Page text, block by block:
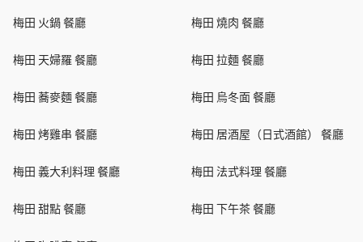
梅田 火鍋 餐廳 梅田 燒肉 餐廳
梅田 天婦羅 餐廳 梅田 拉麵 餐廳
梅田 蕎麥麵 餐廳 梅田 烏冬面 餐廳
梅田 烤雞串 餐廳 梅田 居酒屋（日式酒館） 餐廳
梅田 義大利料理 餐廳 梅田 法式料理 餐廳
梅田 甜點 餐廳 梅田 下午茶 餐廳